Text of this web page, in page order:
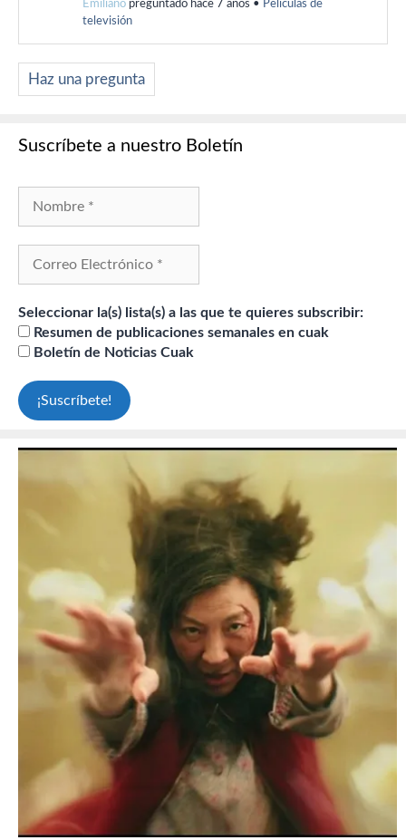
Emiliano preguntado hace 7 años • Películas de
televisión
Haz una pregunta
Suscríbete a nuestro Boletín
Seleccionar la(s) lista(s) a las que te quieres subscribir:
Resumen de publicaciones semanales en cuak
Boletín de Noticias Cuak